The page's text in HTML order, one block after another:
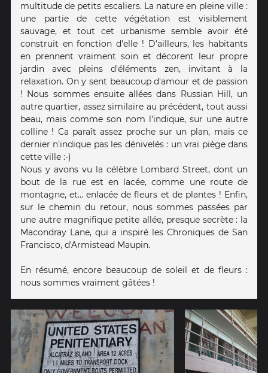
multitude de petits escaliers. La nature en pleine ville :
une partie de cette végétation est visiblement
sauvage, et tout cet urbanisme semble avoir été
construit en fonction d'elle ! D'ailleurs, les habitants
en prennent vraiment soin et décorent leur propre
jardin avec pleins d'éléments zen, invitant à la
relaxation. On y sent beaucoup d'amour et de passion
! Nous sommes ensuite allées dans Russian Hill, un
autre quartier, assez similaire au précédent, tout aussi
beau, mais comme son nom l'indique, sur une autre
colline ! Ca paraît assez proche sur un plan, mais ce
dernier n'indique pas les dénivelés : un vrai piège dans
cette ville :-)
Nous y avons vu la célèbre Lombard Street, dont un
bout de la rue est en lacée, comme une route de
montagne, et... enlacée de fleurs et de plantes ! Enfin,
sur le chemin du retour, nous sommes passées par
une autre magnifique petite allée, presque secrète : la
Macondray Lane, qui a inspiré les Chroniques de San
Francisco, d'Armistead Maupin.
En résumé, encore beaucoup de soleil et de fleurs :
nous sommes vraiment gâtées !